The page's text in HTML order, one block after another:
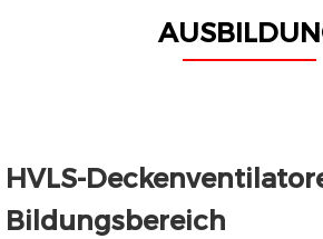
HVLS-
Bildungsbereich